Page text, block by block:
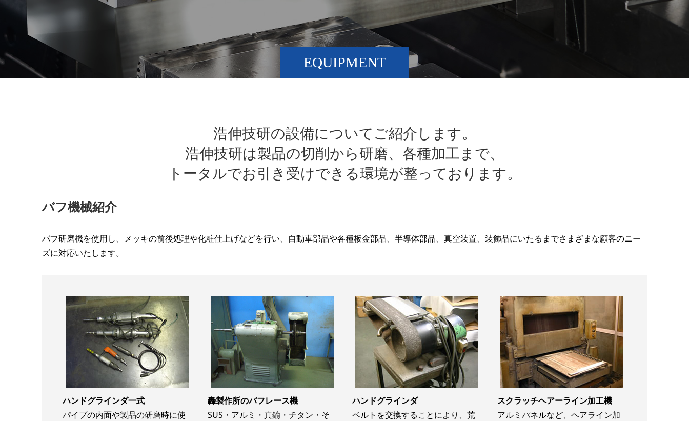
EQUIPMENT
浩伸技研の設備についてご紹介します。
浩伸技研は製品の切削から研磨、各種加工まで、
トータルでお引き受けできる環境が整っております。
バフ機械紹介
バフ研磨機を使用し、メッキの前後処理や化粧仕上げなどを行い、自動車部品や各種板金部品、半導体部品、真空装置、装飾品にいたるまでさまざまな顧客のニー
ズに対応いたします。
ハンドグラインダ一式
パイプの内面や製品の研磨時に使
轟製作所のバフレース機
SUS・アルミ・真鍮・チタン・そ
ハンドグラインダ
ベルトを交換することにより、荒
スクラッチヘアーライン加工機
アルミパネルなど、ヘアライン加